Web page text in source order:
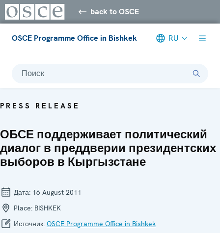
back to OSCE
OSCE Programme Office in Bishkek RU
Поиск
PRESS RELEASE
ОБСЕ поддерживает политический
диалог в преддверии президентских
выборов в Кыргызстане
Дата: 16 August 2011
Place: BISHKEK
Источник: OSCE Programme Office in Bishkek